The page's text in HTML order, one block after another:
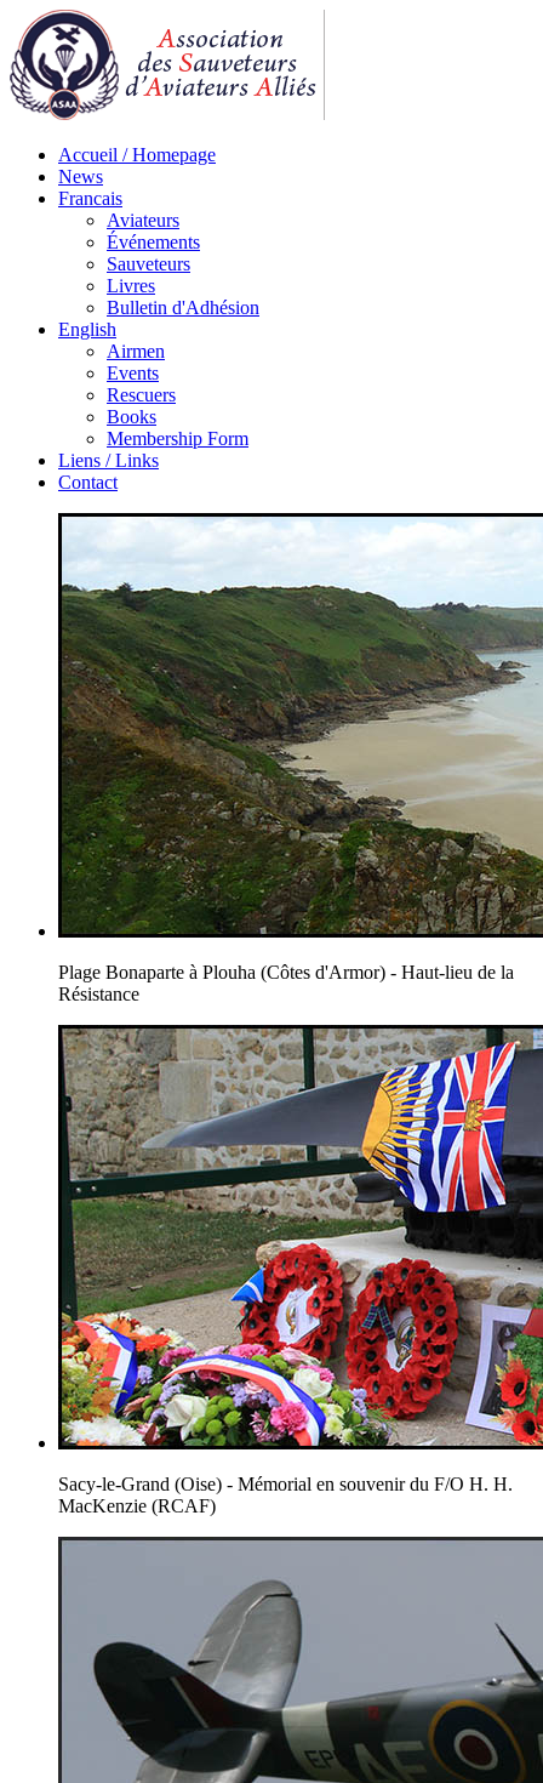
Accueil / Homepage
News
Francais
Aviateurs
Événements
Sauveteurs
Livres
Bulletin d'Adhésion
English
Airmen
Events
Rescuers
Books
Membership Form
Liens / Links
Contact
Plage Bonaparte à Plouha (Côtes d'Armor) - Haut-lieu de la
Résistance
Sacy-le-Grand (Oise) - Mémorial en souvenir du F/O H. H.
MacKenzie (RCAF)